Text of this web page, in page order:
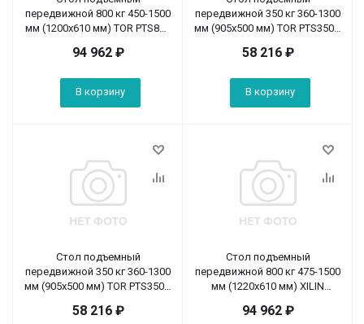
передвижной 800 кг 450-1500
мм (1200х610 мм) TOR PTS800
94 962₽
В корзину
передвижной 350 кг 360-1300
мм (905х500 мм) TOR PTS350A
58 216₽
В корзину
Стол подъемный
передвижной 350 кг 360-1300
мм (905х500 мм) TOR PTS350A
58 216₽
Стол подъемный
передвижной 800 кг 475-1500
мм (1220х610 мм) XILIN
94 962₽